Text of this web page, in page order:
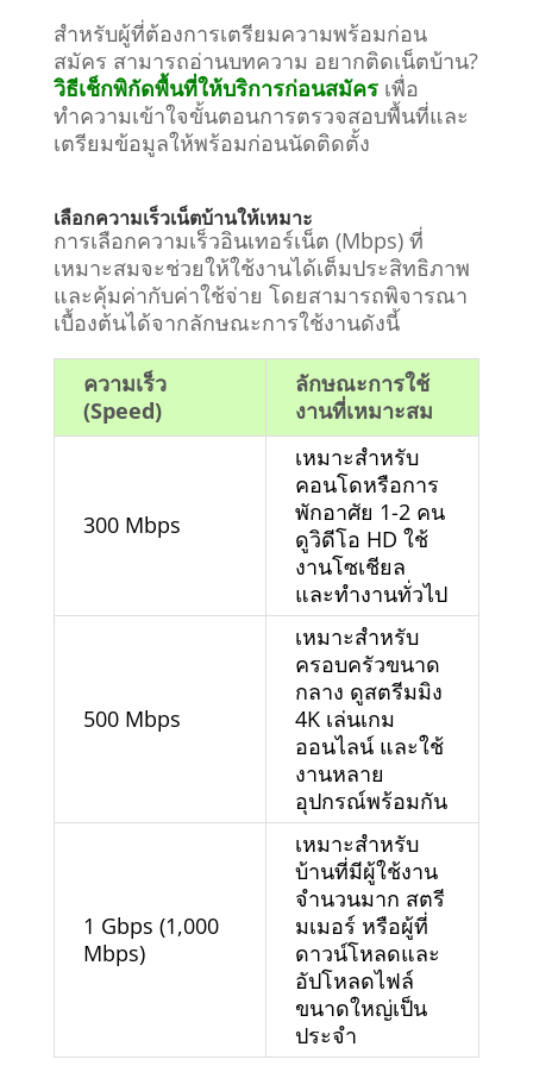
สำหรับผู้ที่ต้องการเตรียมความพร้อมก่อน
สมัคร สามารถอ่านบทความ อยากติดเน็ตบ้าน?
วิธีเช็กพิกัดพื้นที่ให้บริการก่อนสมัครเพื่อ
ทำความเข้าใจขั้นตอนการตรวจสอบพื้นที่และ
เตรียมข้อมูลให้พร้อมก่อนนัดติดตั้ง
เลือกความเร็วเน็ตบ้านให้เหมาะ
การเลือกความเร็วอินเทอร์เน็ต (Mbps) ที่
เหมาะสมจะช่วยให้ใช้งานได้เต็มประสิทธิภาพ
และคุ้มค่ากับค่าใช้จ่าย โดยสามารถพิจารณา
เบื้องต้นได้จากลักษณะการใช้งานดังนี้
ความเร็ว
(Speed)
ลักษณะการใช้
งานที่เหมาะสม
300 Mbps
เหมาะสำหรับ
คอนโดหรือการ
พักอาศัย 1-2 คน
ดูวิดีโอ HD ใช้
งานโซเชียล
และทำงานทั่วไป
500 Mbps
เหมาะสำหรับ
ครอบครัวขนาด
กลาง ดูสตรีมมิง
4K เล่นเกม
ออนไลน์ และใช้
งานหลาย
อุปกรณ์พร้อมกัน
1 Gbps (1,000
Mbps)
เหมาะสำหรับ
บ้านที่มีผู้ใช้งาน
จำนวนมาก สตรี
มเมอร์ หรือผู้ที่
ดาวน์โหลดและ
อัปโหลดไฟล์
ขนาดใหญ่เป็น
ประจำ